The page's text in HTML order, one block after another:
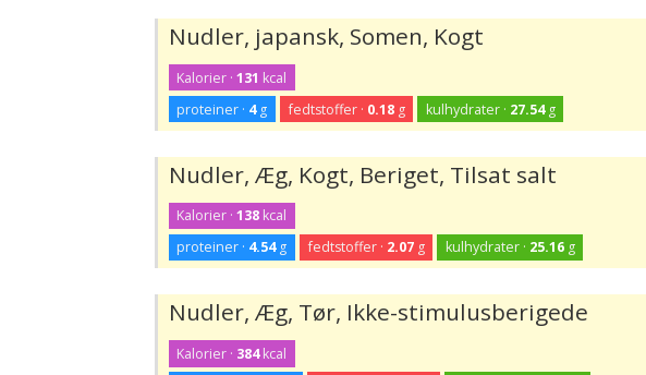
Nudler, japansk, Somen, Kogt
Kalorier ·131 kcal
proteiner · 4g fedtstoffer · 0.18g kulhydrater · 27.54g
Nudler, Æg, Kogt, Beriget, Tilsat salt
Kalorier ·138 kcal
proteiner · 4.54g fedtstoffer · 2.07g kulhydrater · 25.16g
Nudler, Æg, Tør, Ikke-stimulusberigede
Kalorier · 384kcal